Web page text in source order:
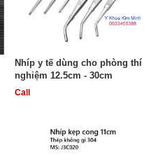
Nhíp y tế dùng cho phòng thí
nghiệm 12.5cm - 30cm
Call